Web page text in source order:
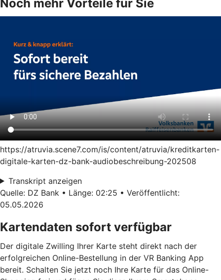
Noch mehr Vorteile für Sie
https://atruvia.scene7.com/is/content/atruvia/kreditkarten-
digitale-karten-dz-bank-audiobeschreibung-202508
Transkript anzeigen
Quelle: DZ Bank • Länge: 02:25 • Veröffentlicht:
05.05.2026
Kartendaten sofort verfügbar
Der digitale Zwilling Ihrer Karte steht direkt nach der
erfolgreichen Online-Bestellung in der VR Banking App
bereit. Schalten Sie jetzt noch Ihre Karte für das Online-